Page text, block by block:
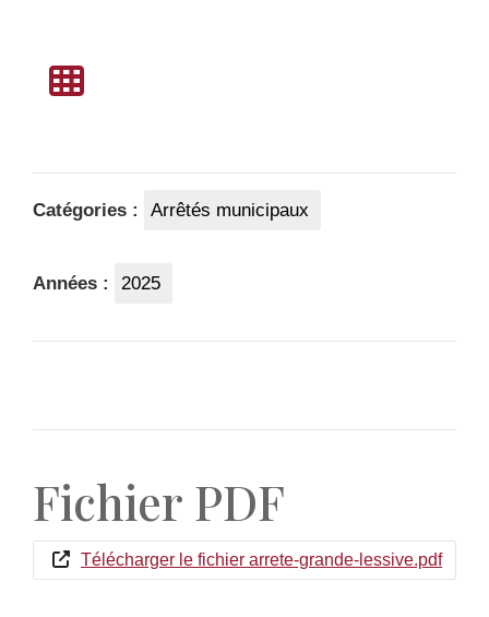
Catégories : Arrêtés municipaux
Années : 2025
Fichier PDF
Télécharger le fichier arrete-grande-lessive.pdf